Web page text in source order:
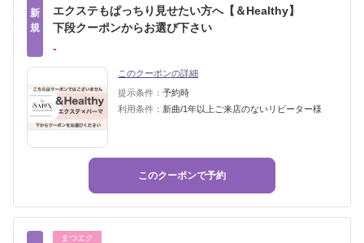
新
規
エクステもぱっちり見せたい方へ【＆Healthy】
下段クーポンからお選び下さい
‐
このクーポンの詳細
提示条件： 予約時
利用条件： 新曲/1年以上ご来店のないリピーター様
このクーポンで予約
まつエク